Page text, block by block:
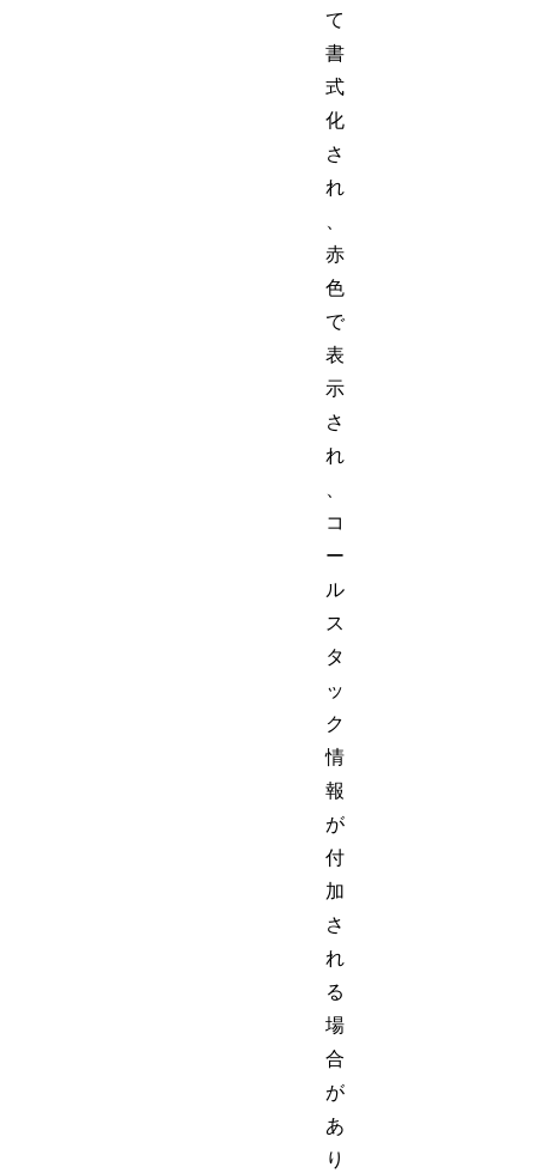
て
書
式
化
さ
れ
、
赤
色
で
表
示
さ
れ
、
コ
ー
ル
ス
タ
ッ
ク
情
報
が
付
加
さ
れ
る
場
合
が
あ
り